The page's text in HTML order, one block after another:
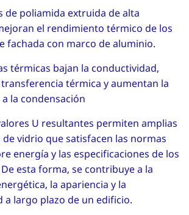
de poliamida extruida de alta
el rendimiento térmico de los
fachada con marco de aluminio.
térmicas bajan la conductividad,
térmica y aumentan la
la condensación
U resultantes permiten amplias
vidrio que satisfacen las normas
energía y las especificaciones de los
esta forma, se contribuye a la
la apariencia y la
a largo plazo de un edificio.